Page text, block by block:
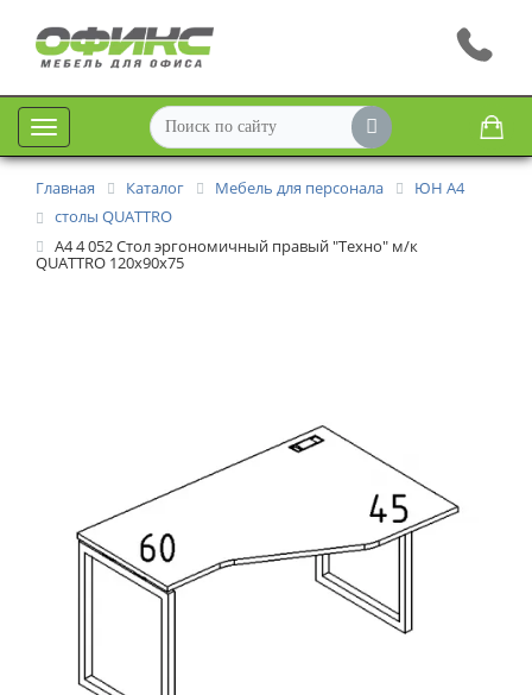
Меню
Главная Каталог Мебель для персонала
ЮН А4
столы QUATTRO
А4 4 052 Стол эргономичный правый "Техно" м/к
QUATTRO 120x90x75